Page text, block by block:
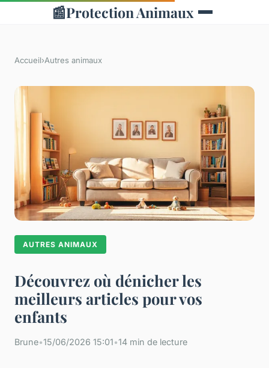
📰Protection Animaux
Accueil›Autres animaux
AUTRES ANIMAUX
Découvrez où dénicher les
meilleurs articles pour vos
enfants
Brune•15/06/2026 15:01•14 min de lecture